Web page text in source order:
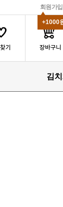
회원가입
+1000
김